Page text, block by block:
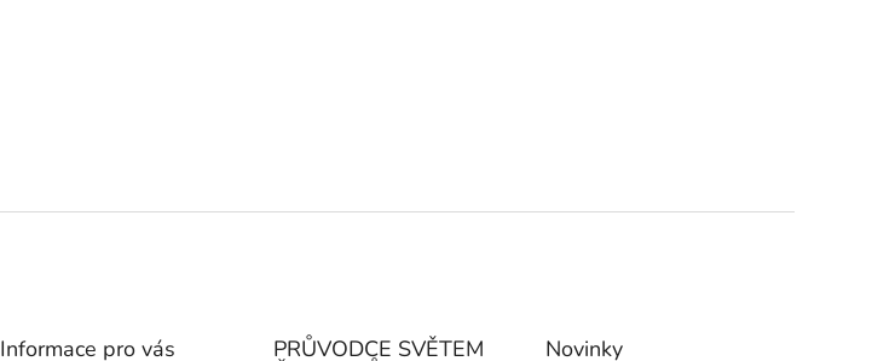
Informace pro vás PRŮVODCE SVĚTEM Novinky